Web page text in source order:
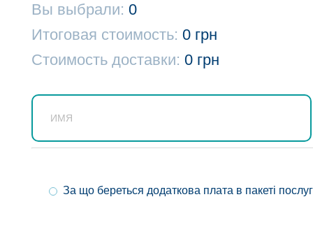
Вы выбрали: 0
Итоговая стоимость: 0 грн
Стоимость доставки: 0 грн
За що береться додаткова плата в пакеті